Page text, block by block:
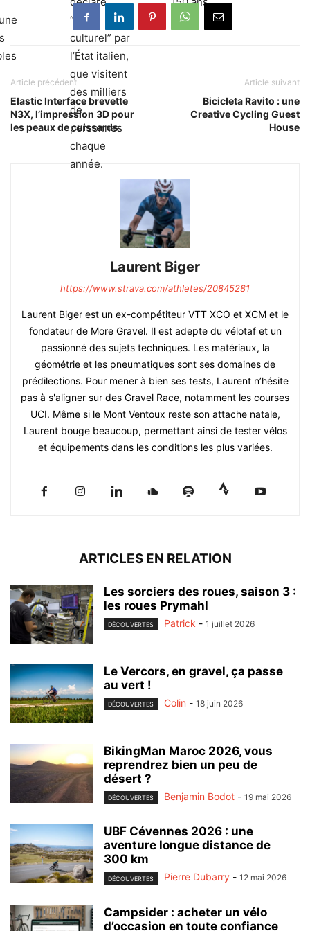
“bien
culturel” par
l’État italien,
que visitent
des milliers
de
personnes
chaque
année.
Article précédent
Elastic Interface brevette
N3X, l’impression 3D pour
les peaux de cuissards
Article suivant
Bicicleta Ravito : une
Creative Cycling Guest
House
Laurent Biger
https://www.strava.com/athletes/20845281
Laurent Biger est un ex-compétiteur VTT XCO et XCM et le
fondateur de More Gravel. Il est adepte du vélotaf et un
passionné des sujets techniques. Les matériaux, la
géométrie et les pneumatiques sont ses domaines de
prédilections. Pour mener à bien ses tests, Laurent n’hésite
pas à s'aligner sur des Gravel Race, notamment les courses
UCI. Même si le Mont Ventoux reste son attache natale,
Laurent bouge beaucoup, permettant ainsi de tester vélos
et équipements dans les conditions les plus variées.
ARTICLES EN RELATION
Les sorciers des roues, saison 3 :
les roues Prymahl
DÉCOUVERTES Patrick - 1 juillet 2026
Le Vercors, en gravel, ça passe
au vert !
DÉCOUVERTES Colin - 18 juin 2026
BikingMan Maroc 2026, vous
reprendrez bien un peu de
désert ?
DÉCOUVERTES Benjamin Bodot - 19 mai 2026
UBF Cévennes 2026 : une
aventure longue distance de
300 km
DÉCOUVERTES Pierre Dubarry - 12 mai 2026
Campsider : acheter un vélo
d’occasion en toute confiance